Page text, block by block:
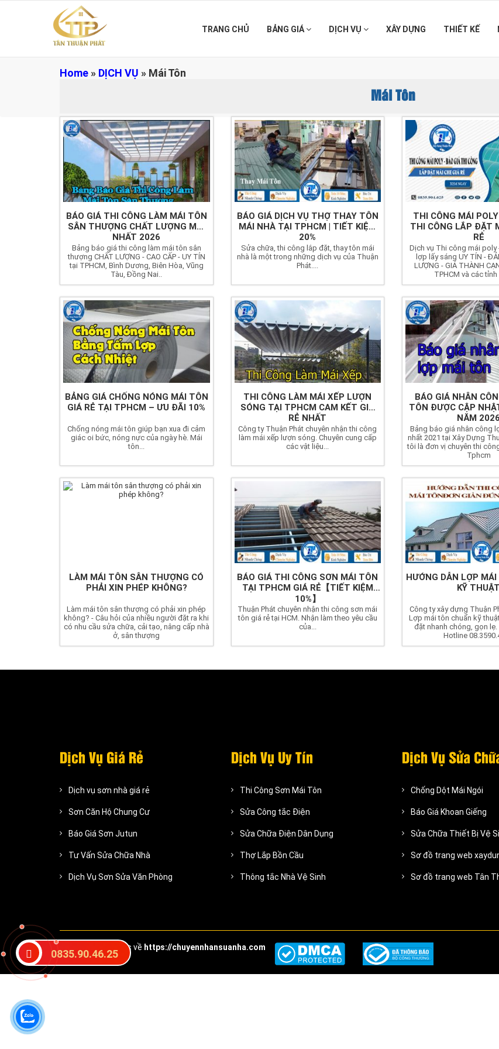
TRANG CHỦ BẢNG GIÁ DỊCH VỤ XÂY DỰNG THIẾT KẾ
Home » DỊCH VỤ » Mái Tôn
Mái Tôn
BÁO GIÁ THI CÔNG LÀM MÁI TÔN
SÂN THƯỢNG CHẤT LƯỢNG MỚI
NHẤT 2026
Bảng báo giá thi công làm mái tôn sân
thượng CHẤT LƯỢNG - CAO CẤP - UY TÍN
tại TPHCM, Bình Dương, Biên Hòa, Vũng
Tàu, Đồng Nai..
BÁO GIÁ DỊCH VỤ THỢ THAY TÔN
MÁI NHÀ TẠI TPHCM | TIẾT KIỆM
20%
Sửa chữa, thi công lắp đặt, thay tôn mái
nhà là một trong những dịch vụ của Thuận
Phát....
THI CÔNG MÁI
THI CÔNG LẮP ĐẶT
RẺ
Dịch vụ Thi công mái poly
lợp lấy sáng UY TÍN -
LƯỢNG - GIÁ THÀNH
TPHCM và các tỉnh
BẢNG GIÁ CHỐNG NÓNG MÁI TÔN
GIÁ RẺ TẠI TPHCM – ƯU ĐÃI 10%
Chống nóng mái tôn giúp bạn xua đi cảm
giác oi bức, nóng nực của ngày hè. Mái
tôn...
THI CÔNG LÀM MÁI XẾP LƯỢN
SÓNG TẠI TPHCM CAM KẾT GIÁ
RẺ NHẤT
Công ty Thuận Phát chuyên nhận thi công
làm mái xếp lượn sóng. Chuyên cung cấp
các vật liệu...
BÁO GIÁ NHÂN
TÔN ĐƯỢC CẬP
NĂM 2026
Bảng báo giá nhân công
nhất 2021 tại Xây Dựng
tôi là đơn vị chuyên thi
Tphcm
LÀM MÁI TÔN SÂN THƯỢNG CÓ
PHẢI XIN PHÉP KHÔNG?
Làm mái tôn sân thượng có phải xin phép
không? - Câu hỏi của nhiều người đặt ra khi
có nhu cầu sửa chữa, cải tạo, nâng cấp nhà
ở, sân thượng
BÁO GIÁ THI CÔNG SƠN MÁI TÔN
TẠI TPHCM GIÁ RẺ【TIẾT KIỆM
10%】
Thuận Phát chuyên nhận thi công sơn mái
tôn giá rẻ tại HCM. Nhận làm theo yêu cầu
của...
HƯỚNG DẪN LỢP
KỸ THUẬT
Công ty xây dựng Thuận
Lợp mái tôn chuẩn kỹ
đặt nhanh chóng, gọn lẹ.
Hotline
Dịch Vụ Giá Rẻ
Dịch vụ sơn nhà giá rẻ
Sơn Căn Hộ Chung Cư
Báo Giá Sơn Jutun
Tư Vấn Sửa Chữa Nhà
Dịch Vụ Sơn Sửa Văn Phòng
Dịch Vụ Uy Tín
Thi Công Sơn Mái Tôn
Sửa Công tắc Điện
Sửa Chữa Điện Dân Dụng
Thợ Lắp Bồn Cầu
Thông tắc Nhà Vệ Sinh
Dịch Vụ Sửa
Chống Dột Mái Ngói
Báo Giá Khoan Giếng
Sửa Chữa Thiết Bị Vệ
Sơ đồ trang web
Sơ đồ trang web Tân
© Bản quyền thuộc về https://chuyennhansuanha.com
0835.90.46.25